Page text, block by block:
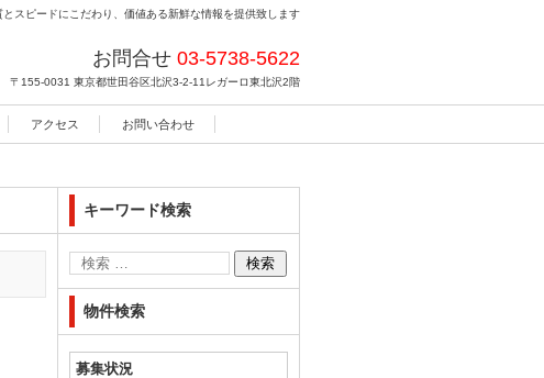
スピードにこだわり、価値ある新鮮な情報を提供致します
お問合せ 03-5738-5622
〒155-0031 東京都世田谷区北沢3-2-11レガーロ東北沢2階
アクセス お問い合わせ
キーワード検索
物件検索
募集状況